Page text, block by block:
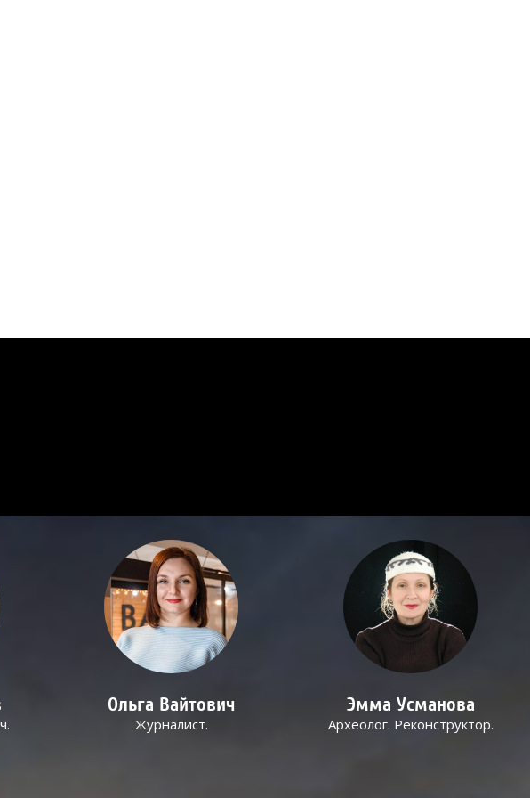
Ольга Вайтович
Журналист.
Эмма Усманова
Археолог. Реконструктор.